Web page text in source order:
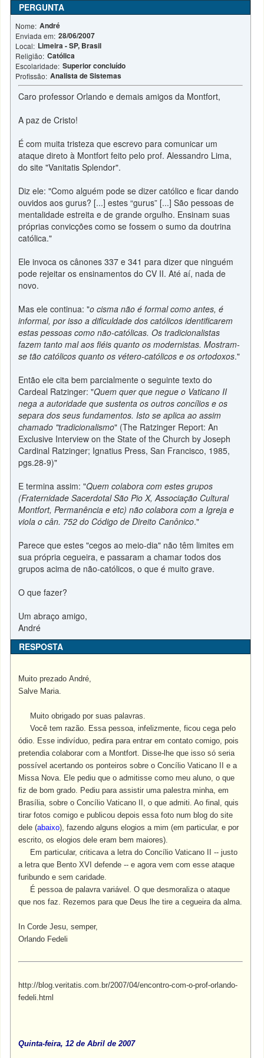
PERGUNTA
Nome: André
Enviada em: 28/06/2007
Local: Limeira - SP, Brasil
Religião: Católica
Escolaridade: Superior concluído
Profissão: Analista de Sistemas
Caro professor Orlando e demais amigos da Montfort,
A paz de Cristo!
É com muita tristeza que escrevo para comunicar um
ataque direto à Montfort feito pelo prof. Alessandro Lima,
do site "Vanitatis Splendor".
Diz ele: "Como alguém pode se dizer católico e ficar dando
ouvidos aos gurus? [...] estes “gurus” [...] São pessoas de
mentalidade estreita e de grande orgulho. Ensinam suas
próprias convicções como se fossem o sumo da doutrina
católica."
Ele invoca os cânones 337 e 341 para dizer que ninguém
pode rejeitar os ensinamentos do CV II. Até aí, nada de
novo.
Mas ele continua: "o cisma não é formal como antes, é
informal, por isso a dificuldade dos católicos identificarem
estas pessoas como não-católicas. Os tradicionalistas
fazem tanto mal aos fiéis quanto os modernistas. Mostram-
se tão católicos quanto os vétero-católicos e os ortodoxos."
Então ele cita bem parcialmente o seguinte texto do
Cardeal Ratzinger: "Quem quer que negue o Vaticano II
nega a autoridade que sustenta os outros concílios e os
separa dos seus fundamentos. Isto se aplica ao assim
chamado "tradicionalismo" (The Ratzinger Report: An
Exclusive Interview on the State of the Church by Joseph
Cardinal Ratzinger; Ignatius Press, San Francisco, 1985,
pgs.28-9)"
E termina assim: "Quem colabora com estes grupos
(Fraternidade Sacerdotal São Pio X, Associação Cultural
Montfort, Permanência e etc) não colabora com a Igreja e
viola o cân. 752 do Código de Direito Canônico."
Parece que estes "cegos ao meio-dia" não têm limites em
sua própria cegueira, e passaram a chamar todos dos
grupos acima de não-católicos, o que é muito grave.
O que fazer?
Um abraço amigo,
André
RESPOSTA
Muito prezado André,
Salve Maria.
Muito obrigado por suas palavras.
Você tem razão. Essa pessoa, infelizmente, ficou cega pelo
ódio. Esse indivíduo, pedira para entrar em contato comigo, pois
pretendia colaborar com a Montfort. Disse-lhe que isso só seria
possível acertando os ponteiros sobre o Concílio Vaticano II e a
Missa Nova. Ele pediu que o admitisse como meu aluno, o que
fiz de bom grado. Pediu para assistir uma palestra minha, em
Brasília, sobre o Concílio Vaticano II, o que admiti. Ao final, quis
tirar fotos comigo e publicou depois essa foto num blog do site
dele (abaixo), fazendo alguns elogios a mim (em particular, e por
escrito, os elogios dele eram bem maiores).
Em particular, criticava a letra do Concílio Vaticano II -- justo
a letra que Bento XVI defende -- e agora vem com esse ataque
furibundo e sem caridade.
É pessoa de palavra variável. O que desmoraliza o ataque
que nos faz. Rezemos para que Deus lhe tire a cegueira da alma.
In Corde Jesu, semper,
Orlando Fedeli
http://blog.veritatis.com.br/2007/04/encontro-com-o-prof-orlando-
fedeli.html
Quinta-feira, 12 de Abril de 2007